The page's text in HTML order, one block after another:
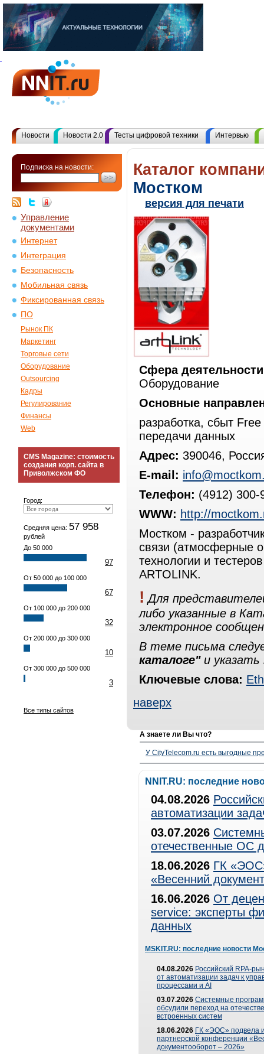
Новости Новости 2.0 Тесты цифровой техники Интервью
Подписка на новости:
Управление
документами
Интернет
Интеграция
Безопасность
Мобильная связь
Фиксированная связь
ПО
Рынок ПК
Маркетинг
Торговые сети
Оборудование
Outsourcing
Кадры
Регулирование
Финансы
Web
CMS Magazine: стоимость
создания корп. сайта в
Приволжском ФО
Город:
Средняя цена: 57 958
рублей
До 50 000
97
От 50 000 до 100 000
67
От 100 000 до 200 000
32
От 200 000 до 300 000
10
От 300 000 до 500 000
3
Все типы сайтов
Каталог
Мостком
версия для печати
Сфера
Оборудование
Основные
разработка, сбыт
передачи данных
Адрес: 390046,
E-mail:
Телефон: (4912) 300-
WWW: http://
Мостком -
связи (атмосферные
технологии и
ARTOLINK.
! Для
либо указанные в
электронное
В теме письма
каталоге"и указать
Ключевые слова:
наверх
А знаете ли Вы что?
У CityTelecom.ru есть выгодные
NNIT.RU: последние
04.08.2026
автоматизации
03.07.2026
отечественные ОС
18.06.2026 ГК
«Весенний
16.06.2026 От
service: эксперты
данных
MSKIT.RU: последние новости
04.08.2026 Российский RPA-
от автоматизации задач к
процессами и AI
03.07.2026 Системные
обсудили переход на
встроенных систем
18.06.2026 ГК «ЭОС» подвела
партнерской конференции
документооборот – 2026»